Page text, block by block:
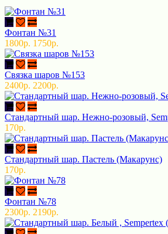
Фонтан №31
1800р. 1750р.
Связка шаров №153
2400р. 2200р.
Стандартный шар. Нежно-розовый,
170р.
Стандартный шар. Пастель (Макарунс)
170р.
Фонтан №78
2300р. 2190р.